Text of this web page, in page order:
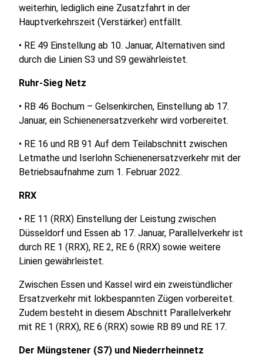
weiterhin, lediglich eine Zusatzfahrt in der
Hauptverkehrszeit (Verstärker) entfällt.
• RE 49 Einstellung ab 10. Januar, Alternativen sind
durch die Linien S3 und S9 gewährleistet.
Ruhr-Sieg Netz
• RB 46 Bochum – Gelsenkirchen, Einstellung ab 17.
Januar, ein Schienenersatzverkehr wird vorbereitet.
• RE 16 und RB 91 Auf dem Teilabschnitt zwischen
Letmathe und Iserlohn Schienenersatzverkehr mit der
Betriebsaufnahme zum 1. Februar 2022.
RRX
• RE 11 (RRX) Einstellung der Leistung zwischen
Düsseldorf und Essen ab 17. Januar, Parallelverkehr ist
durch RE 1 (RRX), RE 2, RE 6 (RRX) sowie weitere
Linien gewährleistet.
Zwischen Essen und Kassel wird ein zweistündlicher
Ersatzverkehr mit lokbespannten Zügen vorbereitet.
Zudem besteht in diesem Abschnitt Parallelverkehr
mit RE 1 (RRX), RE 6 (RRX) sowie RB 89 und RE 17.
Der Müngstener (S7) und Niederrheinnetz